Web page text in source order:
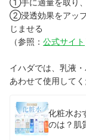
①手に適量を取り
②浸透効果をアッ
じませる
（参照： 公式サイト
イハダでは、乳液
あわせて使用してく
化粧水お
のは？肌